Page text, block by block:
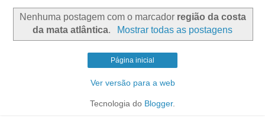
Nenhuma postagem com o marcador região da costa
da mata atlântica. Mostrar todas as postagens
Página inicial
Ver versão para a web
Tecnologia do Blogger.